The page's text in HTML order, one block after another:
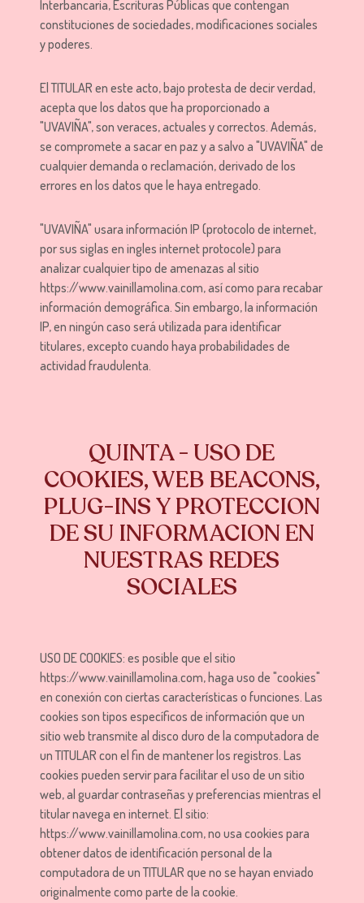
Interbancaria, Escrituras Públicas que contengan
constituciones de sociedades, modificaciones sociales
y poderes.
El TITULAR en este acto, bajo protesta de decir verdad,
acepta que los datos que ha proporcionado a
"UVAVIÑA", son veraces, actuales y correctos. Además,
se compromete a sacar en paz y a salvo a "UVAVIÑA" de
cualquier demanda o reclamación, derivado de los
errores en los datos que le haya entregado.
"UVAVIÑA" usara información IP (protocolo de internet,
por sus siglas en ingles internet protocole) para
analizar cualquier tipo de amenazas al sitio
https://www.vainillamolina.com, así como para recabar
información demográfica. Sin embargo, la información
IP, en ningún caso será utilizada para identificar
titulares, excepto cuando haya probabilidades de
actividad fraudulenta.
QUINTA - USO DE
COOKIES, WEB BEACONS,
PLUG-INS Y PROTECCION
DE SU INFORMACION EN
NUESTRAS REDES
SOCIALES
USO DE COOKIES: es posible que el sitio
https://www.vainillamolina.com, haga uso de "cookies"
en conexión con ciertas características o funciones. Las
cookies son tipos específicos de información que un
sitio web transmite al disco duro de la computadora de
un TITULAR con el fin de mantener los registros. Las
cookies pueden servir para facilitar el uso de un sitio
web, al guardar contraseñas y preferencias mientras el
titular navega en internet. El sitio:
https://www.vainillamolina.com, no usa cookies para
obtener datos de identificación personal de la
computadora de un TITULAR que no se hayan enviado
originalmente como parte de la cookie.